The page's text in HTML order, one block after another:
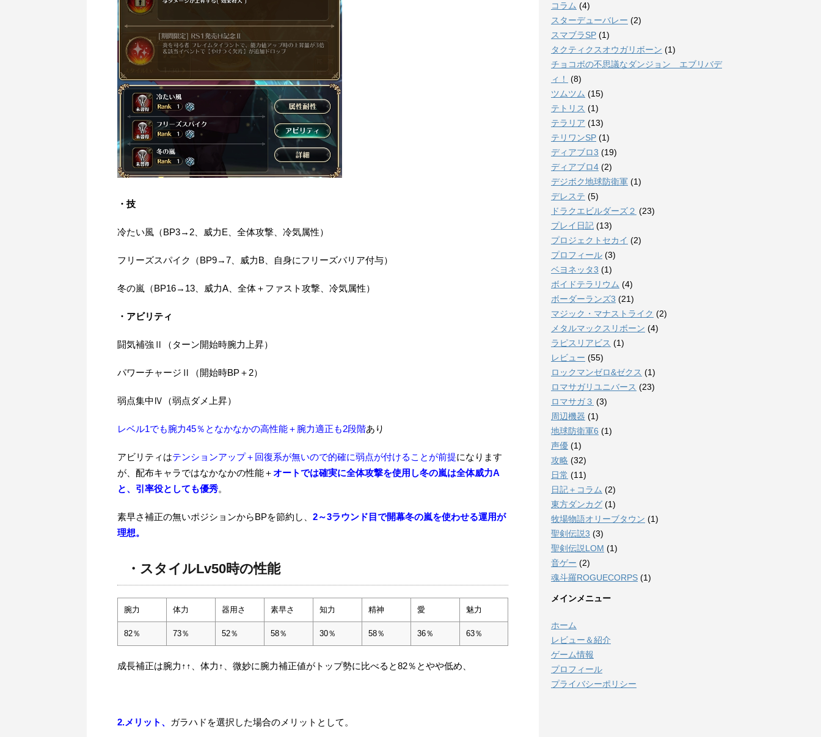
・技
冷たい風（BP3→2、威力E、全体攻撃、冷気属性）
フリーズスパイク（BP9→7、威力B、自身にフリーズバリア付与）
冬の嵐（BP16→13、威力A、全体＋ファスト攻撃、冷気属性）
・アビリティ
闘気補強Ⅱ（ターン開始時腕力上昇）
パワーチャージⅡ（開始時BP＋2）
弱点集中Ⅳ（弱点ダメ上昇）
レベル1でも腕力45％となかなかの高性能＋腕力適正も2段階あり
アビリティはテンションアップ＋回復系が無いので的確に弱点が付けることが前提になります
が、配布キャラではなかなかの性能＋オートでは確実に全体攻撃を使用し冬の嵐は全体威力A
と、引率役としても優秀。
素早さ補正の無いポジションからBPを節約し、 2～3ラウンド目で開幕冬の嵐を使わせる運用が
理想。
・スタイルLv50時の性能
腕力 体力 器用さ 素早さ 知力 精神 愛 魅力
82％ 73％ 52％ 58％ 30％ 58％ 36％ 63％
成長補正は腕力↑↑、体力↑、微妙に腕力補正値がトップ勢に比べると82％とやや低め、
2.メリット、 ガラハドを選択した場合のメリットとして。
コラム (4)
スターデューバレー (2)
スマブラSP (1)
タクティクスオウガリボーン (1)
チョコボの不思議なダンジョン エブリバデ
ィ！
(8)
ツムツム (15)
テトリス (1)
テラリア (13)
テリワンSP (1)
ディアブロ3 (19)
ディアブロ4 (2)
デジボク地球防衛軍 (1)
デレステ (5)
ドラクエビルダーズ２ (23)
プレイ日記 (13)
プロジェクトセカイ (2)
プロフィール (3)
ベヨネッタ3 (1)
ボイドテラリウム (4)
ボーダーランズ3 (21)
マジック・マナストライク (2)
メタルマックスリボーン (4)
ラピスリアビス (1)
レビュー (55)
ロックマンゼロ&ゼクス (1)
ロマサガリユニバース (23)
ロマサガ３ (3)
周辺機器 (1)
地球防衛軍6 (1)
声優 (1)
攻略 (32)
日常 (11)
日記＋コラム (2)
東方ダンカグ (1)
牧場物語オリーブタウン (1)
聖剣伝説3 (3)
聖剣伝説LOM (1)
音ゲー (2)
魂斗羅ROGUECORPS (1)
メインメニュー
ホーム
レビュー＆紹介
ゲーム情報
プロフィール
プライバシーポリシー